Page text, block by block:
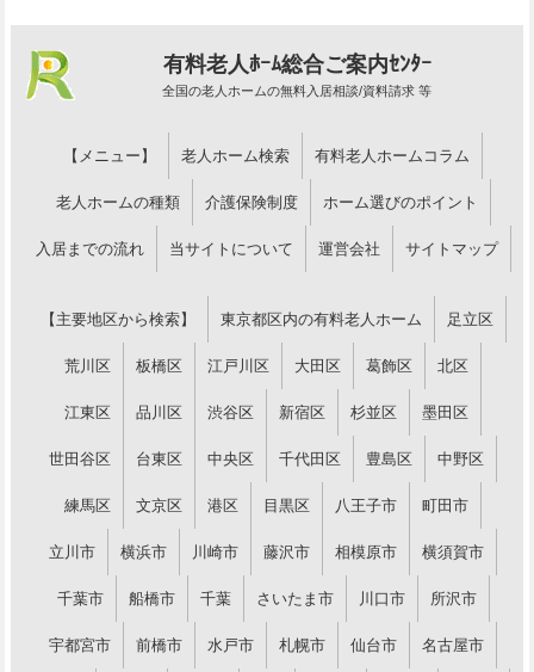
有料老人ﾎｰﾑ総合ご案内ｾﾝﾀｰ
全国の老人ホームの無料入居相談/資料請求 等
【メニュー】 老人ホーム検索 有料老人ホームコラム
老人ホームの種類 介護保険制度 ホーム選びのポイント
入居までの流れ 当サイトについて 運営会社 サイトマップ
【主要地区から検索】 東京都区内の有料老人ホーム 足立区
荒川区 板橋区 江戸川区 大田区 葛飾区 北区
江東区 品川区 渋谷区 新宿区 杉並区 墨田区
世田谷区 台東区 中央区 千代田区 豊島区 中野区
練馬区 文京区 港区 目黒区 八王子市 町田市
立川市 横浜市 川崎市 藤沢市 相模原市 横須賀市
千葉市 船橋市 千葉 さいたま市 川口市 所沢市
宇都宮市 前橋市 水戸市 札幌市 仙台市 名古屋市